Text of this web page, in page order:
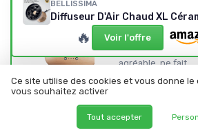
mais pas donné
+
Design bois +
céramique vraiment
agréable, ne fait...
+
Fonctionnement
+
Modes de
de lumière variés et
BELLISSIMA
🔥 Voir l'offre
Ce site utilise des cookies et vous donne
vous souhaitez activer
Tout accepter